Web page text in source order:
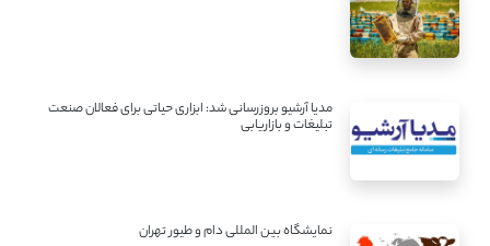
مدیا آرشیو بروزرسانی شد: ابزاری حیاتی برای فعالان صنعت
تبلیغات و بازاریابی
نمایشگاه بین المللی دام و طیور تهران